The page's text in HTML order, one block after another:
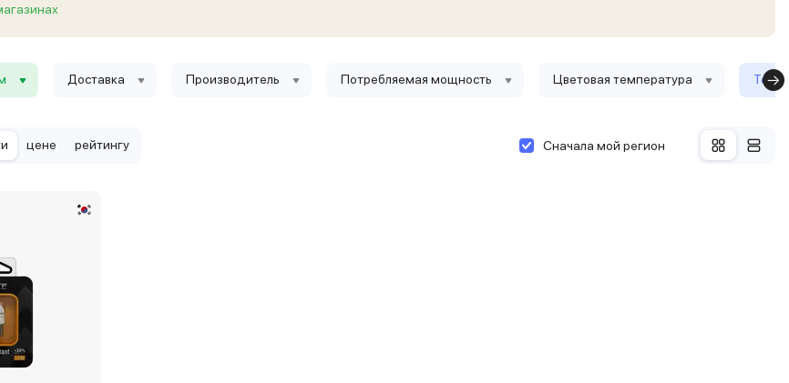
Доставка Производитель Потребляемая мощность Цветовая температура
цене рейтингу Сначала мой регион